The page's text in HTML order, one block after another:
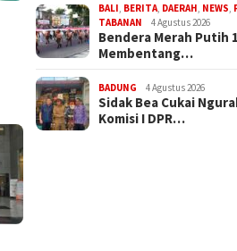
BALI, BERITA, DAERAH, NEWS,
TABANAN
4 Agustus 2026
Bendera Merah Putih
Membentang…
BADUNG 4 Agustus 2026
Sidak Bea Cukai
Komisi I DPR…